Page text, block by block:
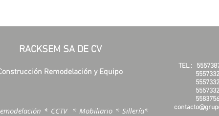
RACKSEM SA DE CV
Remodelación y Equipo
* CCTV * Mobiliario * Sillería*
TEL :